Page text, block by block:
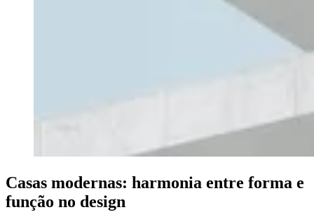
Casas modernas: harmonia entre forma e
função no design